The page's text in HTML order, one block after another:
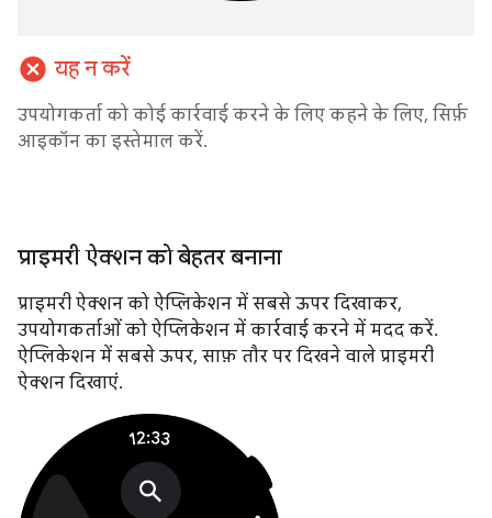
cancel यह न करें
उपयोगकर्ता को कोई कार्रवाई करने के लिए कहने के लिए, सिर्फ़
आइकॉन का इस्तेमाल करें.
प्राइमरी ऐक्शन को बेहतर बनाना
प्राइमरी ऐक्शन को ऐप्लिकेशन में सबसे ऊपर दिखाकर,
उपयोगकर्ताओं को ऐप्लिकेशन में कार्रवाई करने में मदद करें.
ऐप्लिकेशन में सबसे ऊपर, साफ़ तौर पर दिखने वाले प्राइमरी
ऐक्शन दिखाएं.